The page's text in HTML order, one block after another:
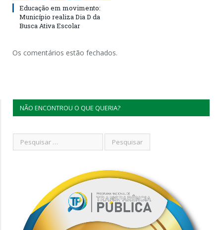
Educação em movimento:
Município realiza Dia D da
Busca Ativa Escolar
Os comentários estão fechados.
NÃO ENCONTROU O QUE QUERIA?